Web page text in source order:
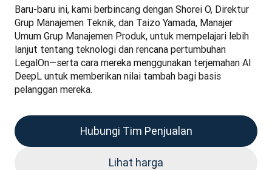
Baru-baru ini, kami berbincang dengan Shorei O, Direktur
Grup Manajemen Teknik, dan Taizo Yamada, Manajer
Umum Grup Manajemen Produk, untuk mempelajari lebih
lanjut tentang teknologi dan rencana pertumbuhan
LegalOn—serta cara mereka menggunakan terjemahan AI
DeepL untuk memberikan nilai tambah bagi basis
pelanggan mereka.
Hubungi Tim Penjualan
Lihat harga